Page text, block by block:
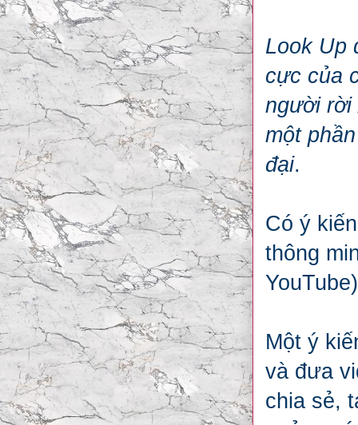
Look Up
cực của
người rời
một
đại.
Có ý
thông
Một ý
và đưa
chia sẻ,